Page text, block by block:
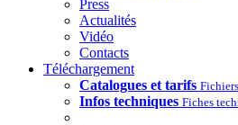
Press
Actualités
Vidéo
Contacts
Téléchargement
Catalogues et tarifs
Infos techniques Fiches